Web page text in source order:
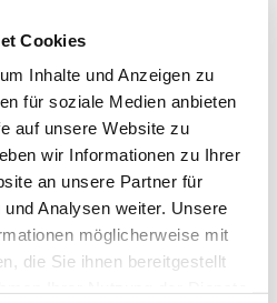
Cookies
Inhalte und Anzeigen zu
für soziale Medien anbieten
auf unsere Website zu
wir Informationen zu Ihrer
an unsere Partner für
Analysen weiter. Unsere
möglicherweise mit
die Sie ihnen bereitgestellt